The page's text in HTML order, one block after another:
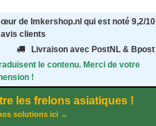
de Imkershop.nl qui est noté 9,2/10
avis clients
Livraison avec PostNL & Bpost
le contenu. Merci de votre
!
les frelons asiatiques !
solutions ici →